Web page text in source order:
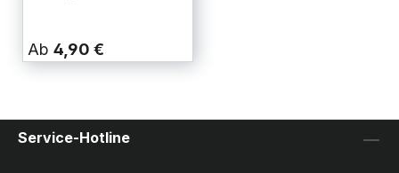
Ab 4,90 €
Service-Hotline